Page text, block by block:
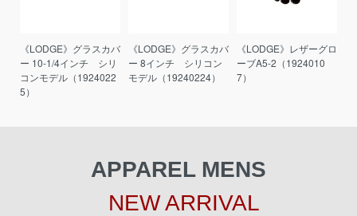
《LODGE》グラスカバ
ー 10-1/4インチ シリ
コンモデル（1924022
5）
《LODGE》グラスカバ
ー 8インチ シリコン
モデル（19240224）
《LODGE》レザーグロ
ーブA5-2（1924010
7）
APPAREL MENS
NEW ARRIVAL